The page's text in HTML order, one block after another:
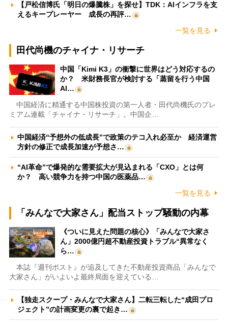
【戸松信博氏「明日の爆騰株」を探せ】TDK：AIインフラを支
えるキープレーヤー 成長の再評…
一覧を見る
田代尚機のチャイナ・リサーチ
中国「Kimi K3」の衝撃に世界はどう対応するの
か？ 米財務長官が検討する「蒸留を行う中国
AI…
中国経済に精通する中国株投資の第一人者・田代尚機氏のプレ
ミアム連載「チャイナ・リサーチ」。中国企…
中国経済“予想外の低成長”で政策のテコ入れ必至か 経済運営
方針の修正で成長加速が予想さ…
“AI革命”で爆発的な需要拡大が見込まれる「CXO」とは何
か？ 高い競争力を持つ中国の医薬品…
一覧を見る
「みんなで大家さん」配当ストップ騒動の内幕
《ついに見えた問題の核心》「みんなで大家さ
ん」2000億円超不動産投資トラブル“異常なく
ら…
本誌『週刊ポスト』が追及してきた不動産投資商品「みんなで
大家さん」がいよいよ最終局面を迎えている…
【独走スクープ・みんなで大家さん】二転三転した“成田プロ
ジェクト”の計画変更の裏で起き…